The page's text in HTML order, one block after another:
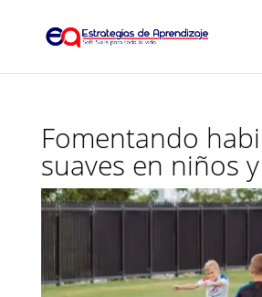
Fomentando
suaves en niños